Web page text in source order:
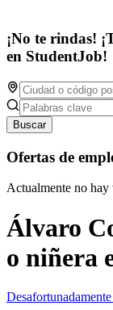
¡No te rindas!
en StudentJob!
Buscar
Ofertas de
Actualmente no hay
Álvaro
o niñera